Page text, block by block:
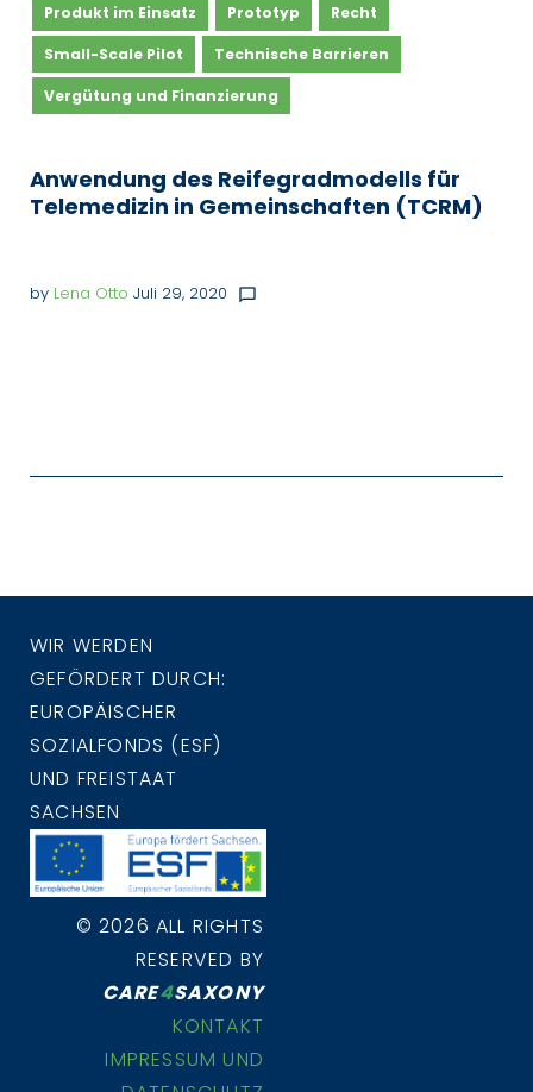
Produkt im Einsatz Prototyp Recht
Small-Scale Pilot Technische Barrieren
Vergütung und Finanzierung
Anwendung des Reifegradmodells für
Telemedizin in Gemeinschaften (TCRM)
by Lena Otto Juli 29, 2020 chat_bubble_outline
WIR WERDEN
GEFÖRDERT DURCH:
EUROPÄISCHER
SOZIALFONDS (ESF)
UND FREISTAAT
SACHSEN
© 2026 ALL RIGHTS
RESERVED BY
CARE4SAXONY
KONTAKT
IMPRESSUM UND